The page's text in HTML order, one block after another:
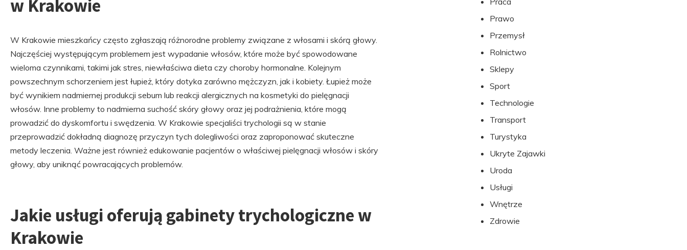
w Krakowie
W Krakowie mieszkańcy często zgłaszają różnorodne problemy związane z włosami i skórą głowy.
Najczęściej występującym problemem jest wypadanie włosów, które może być spowodowane
wieloma czynnikami, takimi jak stres, niewłaściwa dieta czy choroby hormonalne. Kolejnym
powszechnym schorzeniem jest łupież, który dotyka zarówno mężczyzn, jak i kobiety. Łupież może
być wynikiem nadmiernej produkcji sebum lub reakcji alergicznych na kosmetyki do pielęgnacji
włosów. Inne problemy to nadmierna suchość skóry głowy oraz jej podrażnienia, które mogą
prowadzić do dyskomfortu i swędzenia. W Krakowie specjaliści trychologii są w stanie
przeprowadzić dokładną diagnozę przyczyn tych dolegliwości oraz zaproponować skuteczne
metody leczenia. Ważne jest również edukowanie pacjentów o właściwej pielęgnacji włosów i skóry
głowy, aby uniknąć powracających problemów.
Jakie usługi oferują gabinety trychologiczne w
Krakowie
Prawo
Przemysł
Rolnictwo
Sklepy
Sport
Technologie
Transport
Turystyka
Ukryte Zajawki
Uroda
Usługi
Wnętrze
Zdrowie